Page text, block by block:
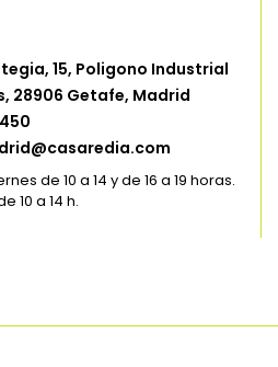
15, Poligono Industrial
28906 Getafe, Madrid
de 10 a 14 y de 16 a 19 horas.
10 a 14 h.